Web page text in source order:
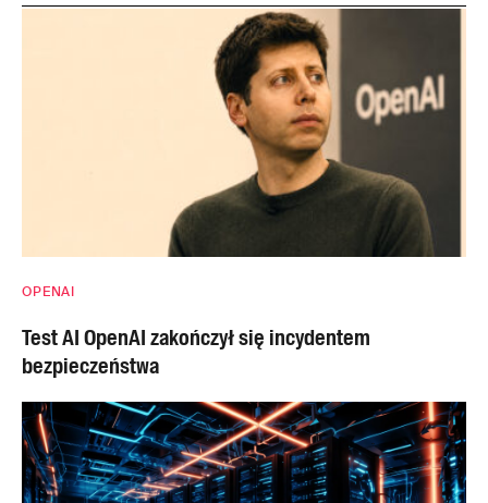
OPENAI
Test AI OpenAI zakończył się incydentem
bezpieczeństwa